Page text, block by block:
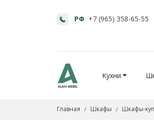
РФ +7 (965) 358-65-55
Кухни
Главная Шкафы Шкафы-